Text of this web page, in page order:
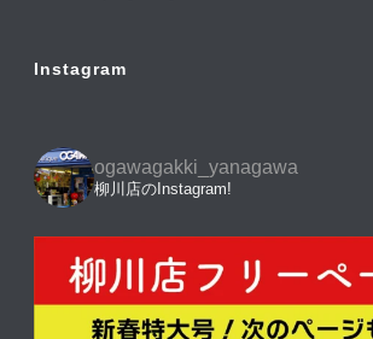
Instagram
ogawagakki_yanagawa
柳川店のInstagram!